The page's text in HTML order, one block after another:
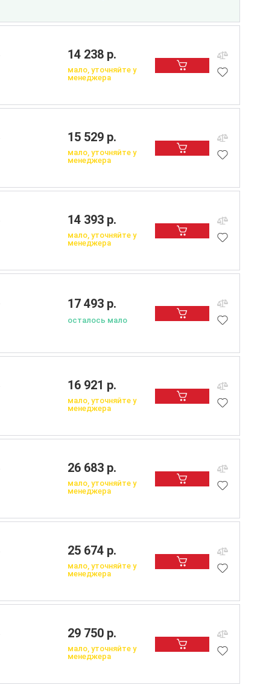
14 238 р.
мало, уточняйте у
менеджера
15 529 р.
мало, уточняйте у
менеджера
14 393 р.
мало, уточняйте у
менеджера
17 493 р.
осталось мало
16 921 р.
мало, уточняйте у
менеджера
26 683 р.
мало, уточняйте у
менеджера
25 674 р.
мало, уточняйте у
менеджера
29 750 р.
мало, уточняйте у
менеджера